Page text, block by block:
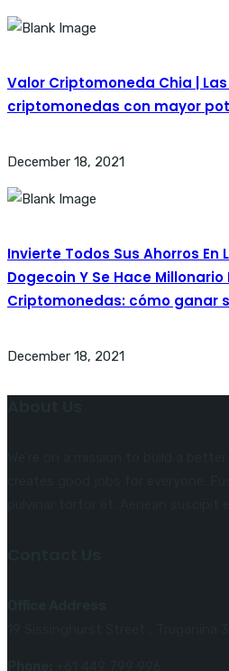
Valor Criptomoneda Chia | Las
criptomonedas con mayor
December 18, 2021
Invierte Todos Sus Ahorros En
Dogecoin Y Se Hace Millonario
Criptomonedas: cómo ganar
December 18, 2021